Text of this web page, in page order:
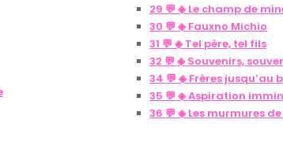
29 💬 ◈ Le champ de
30 💬 ◈ Fauxno Michio
31 💬 ◈ Tel père, tel fils
32 💬 ◈ Souvenirs,
34 💬 ◈ Frères jusqu’au
35 💬 ◈ Aspiration
36 💬 ◈ Les murmures